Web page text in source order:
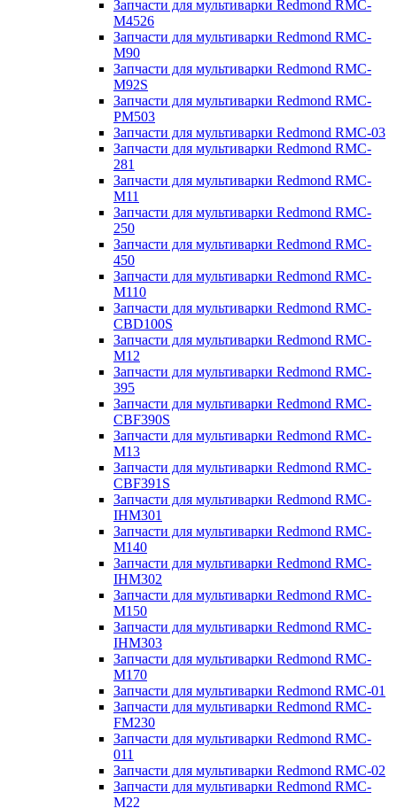
Запчасти для мультиварки Redmond RMC-
M4526
Запчасти для мультиварки Redmond RMC-
M90
Запчасти для мультиварки Redmond RMC-
M92S
Запчасти для мультиварки Redmond RMC-
PM503
Запчасти для мультиварки Redmond RMC-03
Запчасти для мультиварки Redmond RMC-
281
Запчасти для мультиварки Redmond RMC-
M11
Запчасти для мультиварки Redmond RMC-
250
Запчасти для мультиварки Redmond RMC-
450
Запчасти для мультиварки Redmond RMC-
M110
Запчасти для мультиварки Redmond RMC-
CBD100S
Запчасти для мультиварки Redmond RMC-
M12
Запчасти для мультиварки Redmond RMC-
395
Запчасти для мультиварки Redmond RMC-
CBF390S
Запчасти для мультиварки Redmond RMC-
M13
Запчасти для мультиварки Redmond RMC-
CBF391S
Запчасти для мультиварки Redmond RMC-
IHM301
Запчасти для мультиварки Redmond RMC-
M140
Запчасти для мультиварки Redmond RMC-
IHM302
Запчасти для мультиварки Redmond RMC-
M150
Запчасти для мультиварки Redmond RMC-
IHM303
Запчасти для мультиварки Redmond RMC-
M170
Запчасти для мультиварки Redmond RMC-01
Запчасти для мультиварки Redmond RMC-
FM230
Запчасти для мультиварки Redmond RMC-
011
Запчасти для мультиварки Redmond RMC-02
Запчасти для мультиварки Redmond RMC-
M22